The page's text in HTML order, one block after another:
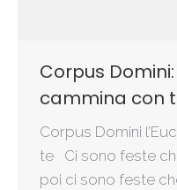
Corpus
cammina con
Corpus Domini
te Ci sono feste
poi ci sono feste